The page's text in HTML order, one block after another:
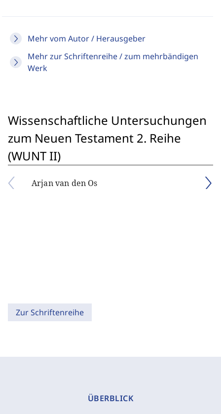
Mehr vom Autor / Herausgeber
Mehr zur Schriftenreihe / zum mehrbändigen
Werk
Wissenschaftliche Untersuchungen
zum Neuen Testament 2. Reihe
(WUNT II)
Arjan van den Os
Zur Schriftenreihe
ÜBERBLICK